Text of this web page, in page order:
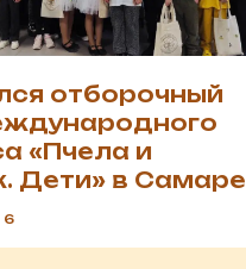
отборочный
«Пчела и
Дети» в Самаре